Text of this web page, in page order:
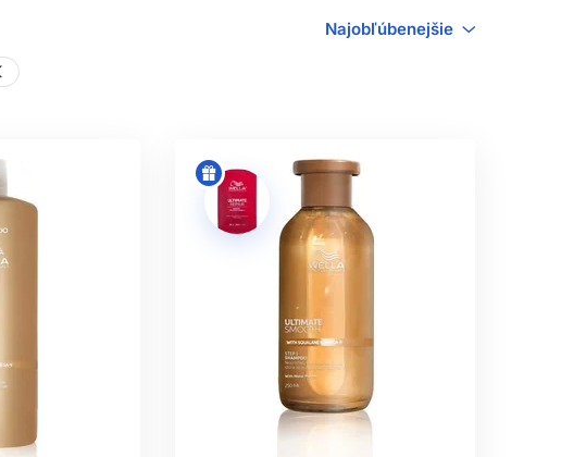
kučeravé či často farbené vlasy môžu lepšie
Môže však čistiť bez zbytočného trenia a
závisí aj od kondicionéra, masky, šetrného
koncov.
nechtami. Penu nechajte pri oplachovaní prejsť
mazu alebo stylingu. Dôkladné opláchnutie
Najobľúbenejšie